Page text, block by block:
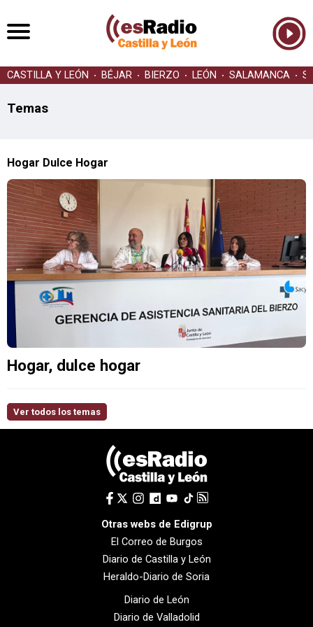
CASTILLA Y LEÓN BÉJAR BIERZO LEÓN SALAMANCA
Temas
Hogar Dulce Hogar
Hogar, dulce hogar
Ver todos los temas
Otras webs de Edigrup
El Correo de Burgos
Diario de Castilla y León
Heraldo-Diario de Soria
Diario de León
Diario de Valladolid